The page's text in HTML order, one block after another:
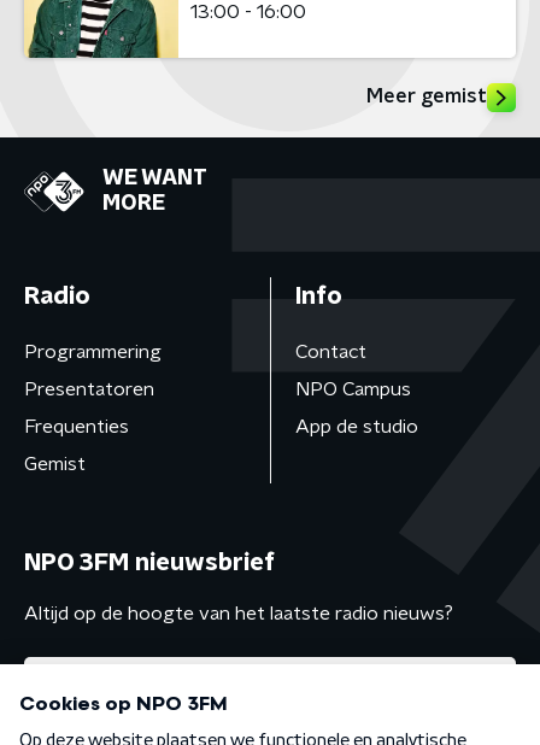
13:00 - 16:00
Meer gemist
WE WANT
MORE
Radio
Programmering
Presentatoren
Frequenties
Gemist
Info
Contact
NPO Campus
App de studio
NPO 3FM nieuwsbrief
Altijd op de hoogte van het laatste radio nieuws?